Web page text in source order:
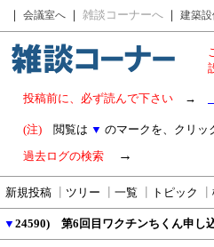
｜ 会議室へ ｜ 雑談コーナーへ ｜ 建築
投稿前に、必ず読んで下さい →
(注) 閲覧は ▼ のマークを、クリッ
過去ログの検索 →
新規投稿 ツリー 一覧 トピック
▼ 24590) 第6回目ワクチンちくん申し